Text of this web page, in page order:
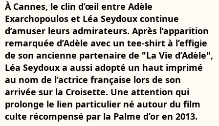
À Cannes, le clin d’œil entre Adèle
Exarchopoulos et Léa Seydoux continue
d’amuser leurs admirateurs. Après l’apparition
remarquée d’Adèle avec un tee-shirt à l’effigie
de son ancienne partenaire de "La Vie d’Adèle",
Léa Seydoux a aussi adopté un haut imprimé
au nom de l’actrice française lors de son
arrivée sur la Croisette. Une attention qui
prolonge le lien particulier né autour du film
culte récompensé par la Palme d’or en 2013.